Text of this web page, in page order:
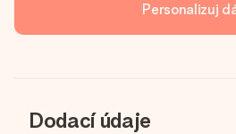
Personalizuj
Dodací údaje